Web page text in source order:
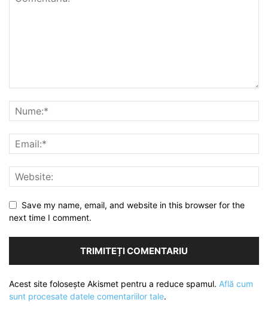
Save my name, email, and website in this browser for the
next time I comment.
Acest site folosește Akismet pentru a reduce spamul. Află cum
sunt procesate datele comentariilor tale.